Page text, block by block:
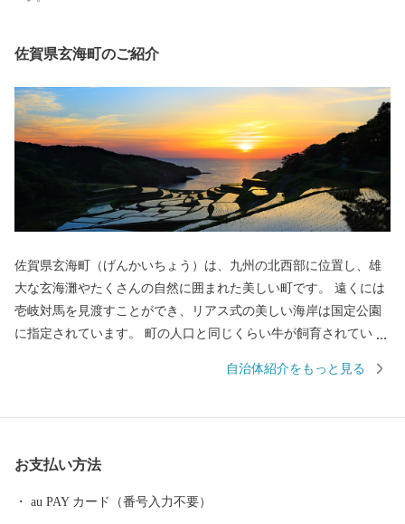
佐賀県玄海町のご紹介
佐賀県玄海町（げんかいちょう）は、九州の北西部に位置し、雄
大な玄海灘やたくさんの自然に囲まれた美しい町です。 遠くには
壱岐対馬を見渡すことができ、リアス式の美しい海岸は国定公園
に指定されています。 町の人口と同じくらい牛が飼育されている
次産業が盛んで海の幸・山の幸が豊富な町でもあり、多くの食の
物、肥沃な大地に実る「ハウスミカン」「さがほのか」をはじめ
とする農産物の数々は、ふるさと納税でも全国の皆様にご好評い
自治体紹介をもっと見る
お支払い方法
au PAY カード（番号入力不要）